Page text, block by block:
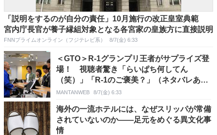
「説明をするのが自分の責任」10月施行の改正皇室典範
宮内庁長官が養子縁組対象となる各宮家の皇族方に直接説明
FNNプライムオンライン（フジテレビ系） 8/7(金) 6:33
＜GTO＞R-1グランプリ王者がサプライズ登
場！ 視聴者驚き「らいぱち何してん
（笑）」「R-1のご褒美？」（ネタバレあ
り）
MANTANWEB 8/7(金) 6:33
海外の一流ホテルには、なぜスリッパが常備
されていないのか――足元をめぐる異文化事
情